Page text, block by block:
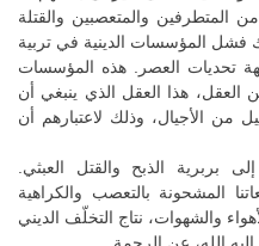
المتطرفين والمتعصبين والقتلة
فشل المؤسسات الدينية في تربية
تحديات العصر. هذه المؤسسات
العقل، هذا العقل الذي ينبغي أن
من الأجيال، وذلك لاعتبارهم أن
بربرية الذبح والقتل العبثي.
المشحونة بالتعصب والكراهية
والشهوات، نتاج التخلّف الديني